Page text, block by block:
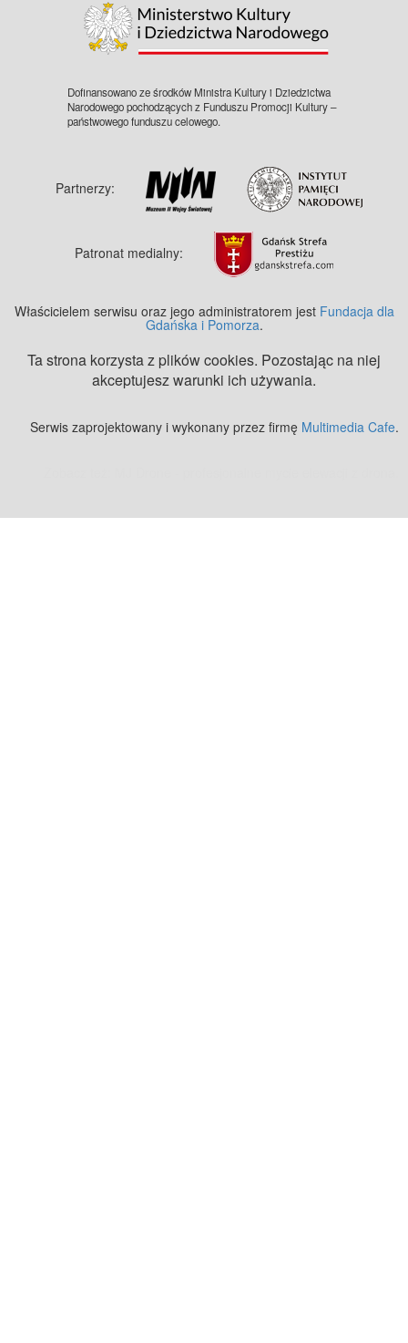
Dofinansowano ze środków Ministra Kultury i Dziedzictwa
Narodowego pochodzących z Funduszu Promocji Kultury –
państwowego funduszu celowego.
Partnerzy:
Patronat medialny:
Właścicielem serwisu oraz jego administratorem jest Fundacja dla
Gdańska i Pomorza.
Ta strona korzysta z plików cookies. Pozostając na niej
akceptujesz warunki ich używania.
Serwis zaprojektowany i wykonany przez firmę Multimedia Cafe.